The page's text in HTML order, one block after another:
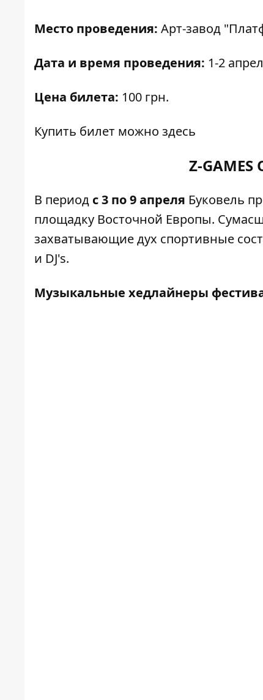
Место проведения: Арт-завод
Дата и время проведения: 1-2
Цена билета: 100 грн.
Купить билет можно здесь
Z-GAMES
В период с 3 по 9 апреля Буковель
площадку Восточной Европы.
захватывающие дух спортивные
и DJ's.
Музыкальные хедлайнеры